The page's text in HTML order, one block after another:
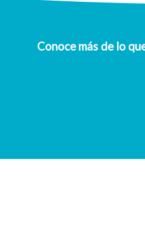
Conoce más de lo